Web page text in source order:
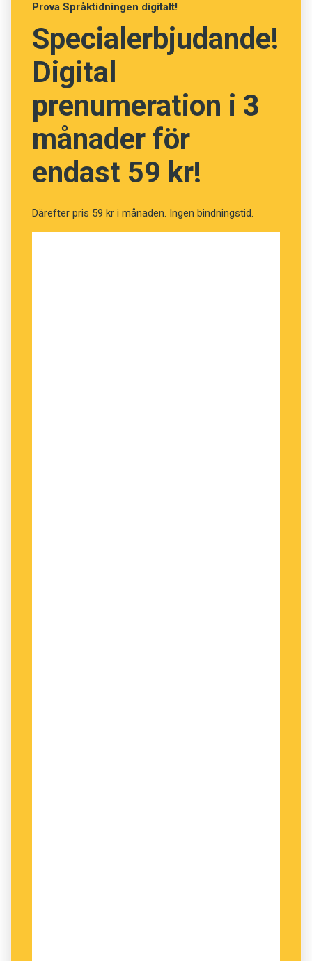
om julkalendern här.
Lycka till!
Prova Språktidningen digitalt!
Specialerbjudande!
Digital
prenumeration i 3
månader för
endast 59 kr!
Därefter pris 59 kr i månaden. Ingen bindningstid.